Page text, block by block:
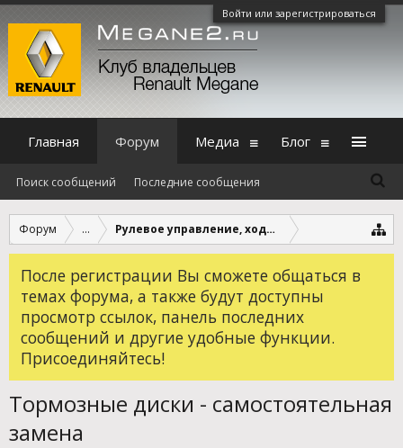
Войти или зарегистрироваться
Форум ... Рулевое управление, ходовая, трансмиссия,
После регистрации Вы сможете общаться в
темах форума, а также будут доступны
просмотр ссылок, панель последних
сообщений и другие удобные функции.
Присоединяйтесь!
Тормозные диски - самостоятельная
замена
Главная Форум
Поиск сообщений Последние сообщения
Медиа Блог